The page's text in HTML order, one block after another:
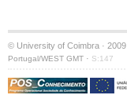
© University of Coimbra · 2009
Portugal/WEST GMT · S:147